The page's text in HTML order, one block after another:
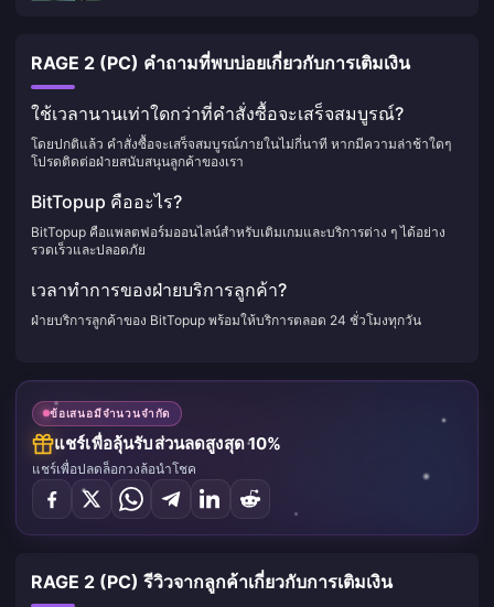
RAGE 2 (PC) คำถามที่พบบ่อยเกี่ยวกับการเติมเงิน
ใช้เวลานานเท่าใดกว่าที่คำสั่งซื้อจะเสร็จสมบูรณ์?
โดยปกติแล้ว คำสั่งซื้อจะเสร็จสมบูรณ์ภายในไม่กี่นาที หากมีความล่าช้าใดๆ
โปรดติดต่อฝ่ายสนับสนุนลูกค้าของเรา
BitTopup คืออะไร?
BitTopup คือแพลตฟอร์มออนไลน์สำหรับเติมเกมและบริการต่าง ๆ ได้อย่าง
รวดเร็วและปลอดภัย
เวลาทำการของฝ่ายบริการลูกค้า?
ฝ่ายบริการลูกค้าของ BitTopup พร้อมให้บริการตลอด 24 ชั่วโมงทุกวัน
ข้อเสนอมีจำนวนจำกัด
แชร์เพื่อลุ้นรับส่วนลดสูงสุด 10%
แชร์เพื่อปลดล็อกวงล้อนำโชค
RAGE 2 (PC) รีวิวจากลูกค้าเกี่ยวกับการเติมเงิน